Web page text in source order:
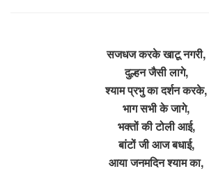
सजधज करके खाटू नगरी,
दुल्हन जैसी लागे,
श्याम प्रभु का दर्शन करके,
भाग सभी के जागे,
भक्तों की टोली आई,
बांटों जी आज बधाई,
आया जनमदिन श्याम का,